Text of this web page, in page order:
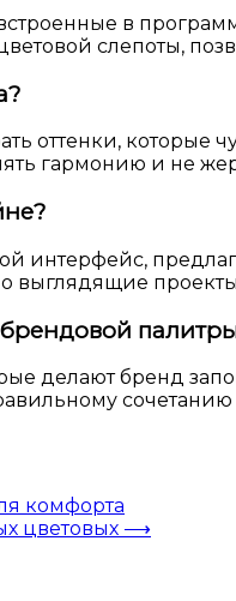
в
слепоты,
оттенки,
гармонию и не
интерфейс,
выглядящие
делают бренд
комфорта
цветовых ⟶